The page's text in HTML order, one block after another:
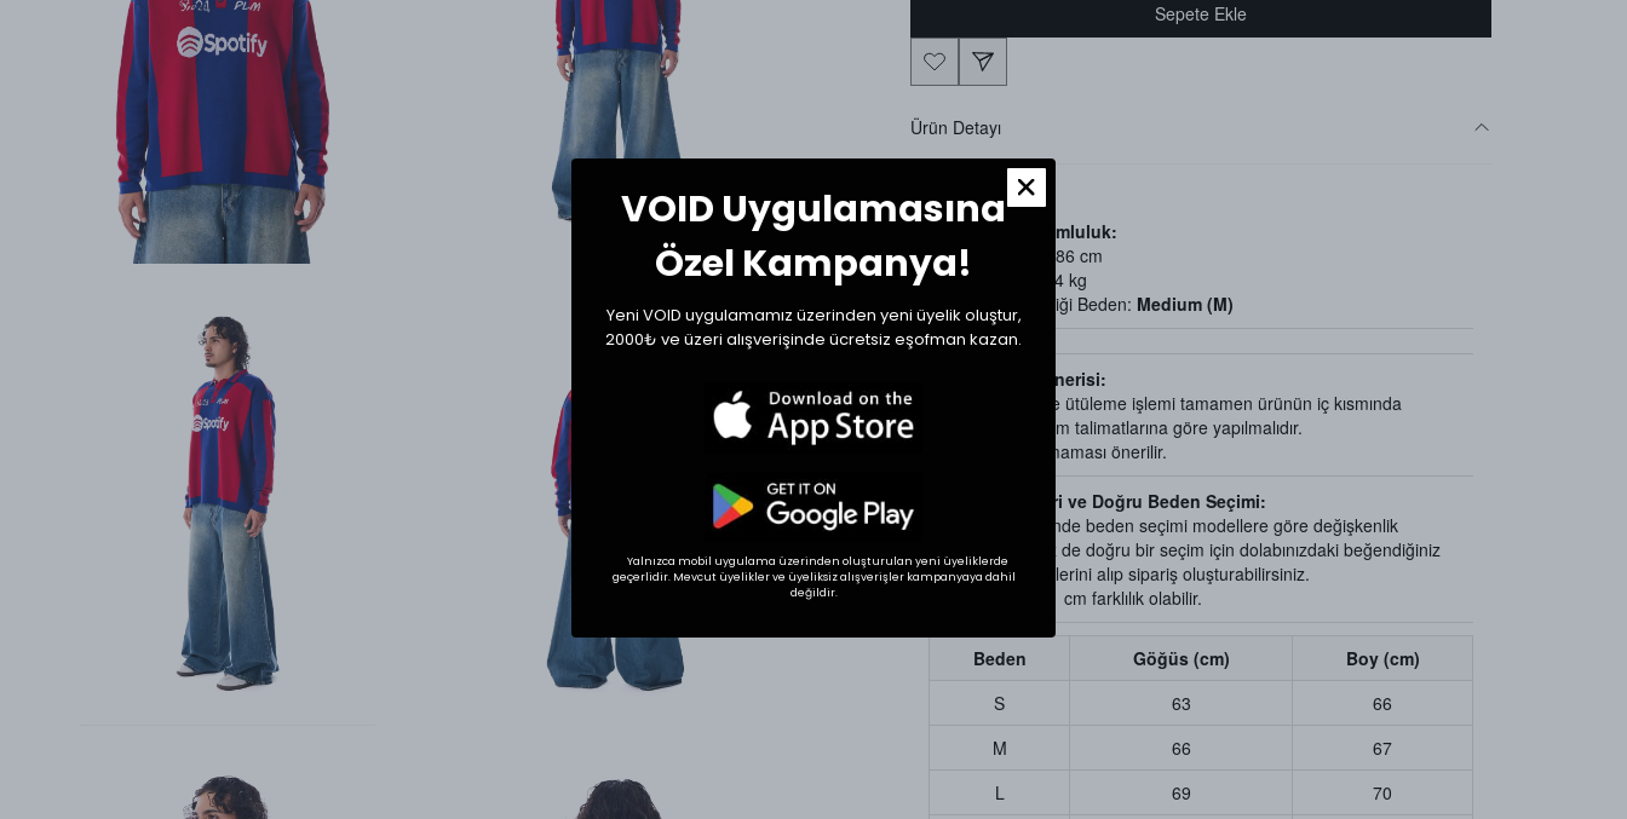
Sepete Ekle
Ürün Detayı
Beden ve Uyumluluk:
Manken Boy: 186 cm
Manken Kilo: 74 kg
Mankenin Giydiği Beden: Medium (M)
Ürün Bakım Önerisi:
Ürün yıkama ve ütüleme işlemi tamamen ürünün iç kısmında
bulunan kullanım talimatlarına göre yapılmalıdır.
Kurutma yapılmaması önerilir.
Beden Ölçüleri ve Doğru Beden Seçimi:
Tekstil ürünlerinde beden seçimi modellere göre değişkenlik
gösterebilir. Siz de doğru bir seçim için dolabınızdaki beğendiğiniz
bir ürünün ölçülerini alıp sipariş oluşturabilirsiniz.
Ölçülerde +1/-1 cm farklılık olabilir.
Beden Göğüs (cm)
Boy (cm)
S
63
66
M
66
67
L
69 70
VOID Uygulamasına
Özel Kampanya!
Yeni VOID uygulamamız üzerinden yeni üyelik oluştur,
2000₺ ve üzeri alışverişinde ücretsiz eşofman kazan.
Yalnızca mobil uygulama üzerinden oluşturulan yeni üyeliklerde
geçerlidir. Mevcut üyelikler ve üyeliksiz alışverişler kampanyaya dahil
değildir.